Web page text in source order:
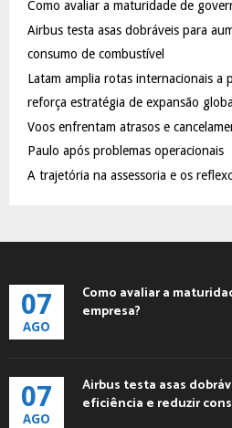
o
r
:
Como avaliar a maturidade de
Airbus testa asas dobráveis para
consumo de combustível
Latam amplia rotas internacionais a
reforça estratégia de expansão global
Voos enfrentam atrasos e
Paulo após problemas operacionais
A trajetória na assessoria e os
07
AGO
Como avaliar a
empresa?
07
AGO
Airbus testa asas
eficiência e reduzir